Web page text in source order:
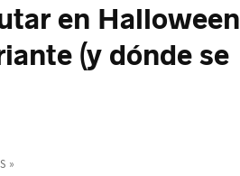
en Halloween
(y dónde se
»